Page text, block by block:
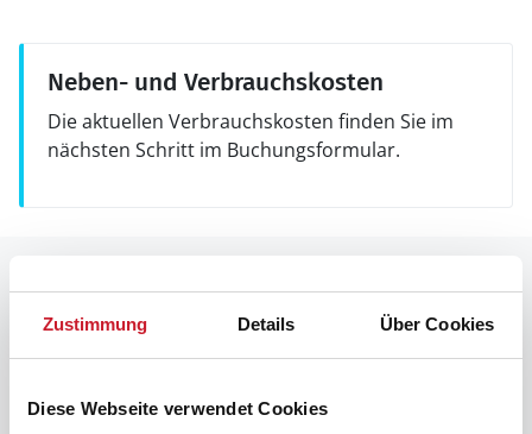
Zustimmung Details Über Cookies
Diese Webseite verwendet Cookies
Neben- und Verbrauchskosten
Die aktuellen Verbrauchskosten finden Sie im
nächsten Schritt im Buchungsformular.